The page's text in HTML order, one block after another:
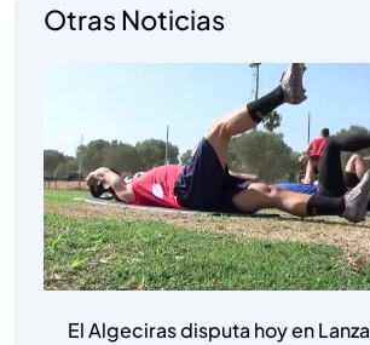
Otras Noticias
El Algeciras disputa hoy en